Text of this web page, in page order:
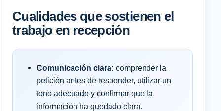
Cualidades que sostienen el
trabajo en recepción
Comunicación clara: comprender la
petición antes de responder, utilizar un
tono adecuado y confirmar que la
información ha quedado clara.